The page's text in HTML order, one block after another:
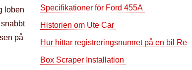
Specifikationer för Ford 455A
Historien om Ute Car
Hur hittar registreringsnumret på en bil Reg
Box Scraper Installation
loben
på